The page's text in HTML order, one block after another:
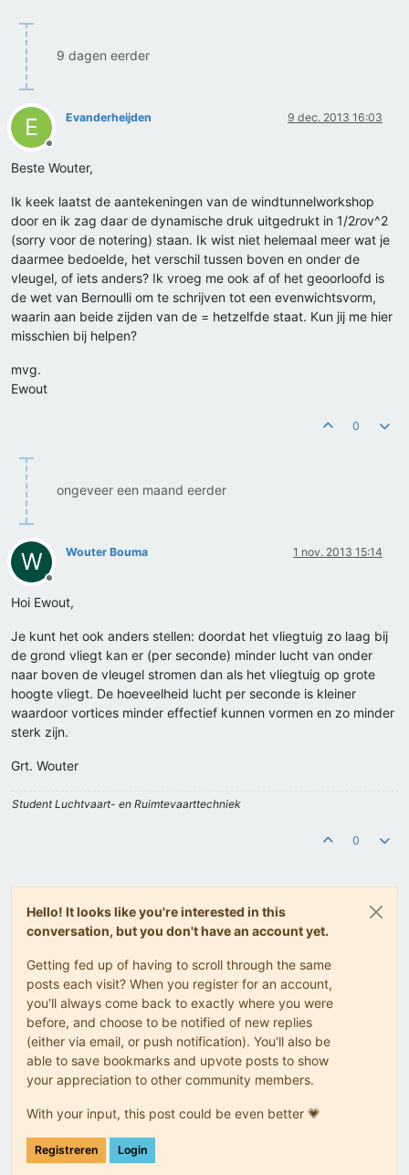
9 dagen eerder
E
Offline
Evanderheijden 9 dec. 2013 16:03
Beste Wouter,
Ik keek laatst de aantekeningen van de windtunnelworkshop
door en ik zag daar de dynamische druk uitgedrukt in 1/2rov^2
(sorry voor de notering) staan. Ik wist niet helemaal meer wat je
daarmee bedoelde, het verschil tussen boven en onder de
vleugel, of iets anders? Ik vroeg me ook af of het geoorloofd is
de wet van Bernoulli om te schrijven tot een evenwichtsvorm,
waarin aan beide zijden van de = hetzelfde staat. Kun jij me hier
misschien bij helpen?
mvg.
Ewout
0
ongeveer een maand eerder
W
Offline
Wouter Bouma 1 nov. 2013 15:14
Hoi Ewout,
Je kunt het ook anders stellen: doordat het vliegtuig zo laag bij
de grond vliegt kan er (per seconde) minder lucht van onder
naar boven de vleugel stromen dan als het vliegtuig op grote
hoogte vliegt. De hoeveelheid lucht per seconde is kleiner
waardoor vortices minder effectief kunnen vormen en zo minder
sterk zijn.
Grt. Wouter
Student Luchtvaart- en Ruimtevaarttechniek
0
Hello! It looks like you're interested in this
conversation, but you don't have an account yet.
Getting fed up of having to scroll through the same
posts each visit? When you register for an account,
you'll always come back to exactly where you were
before, and choose to be notified of new replies
(either via email, or push notification). You'll also be
able to save bookmarks and upvote posts to show
your appreciation to other community members.
With your input, this post could be even better 💗
Registreren Login